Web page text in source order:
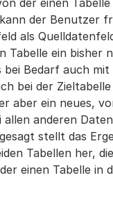
der einen Tabelle
der Benutzer
als
Tabelle ein bisher
Bedarf auch mit
bei der
aber ein neues,
allen anderen
stellt das
Tabellen her,
einen Tabelle in